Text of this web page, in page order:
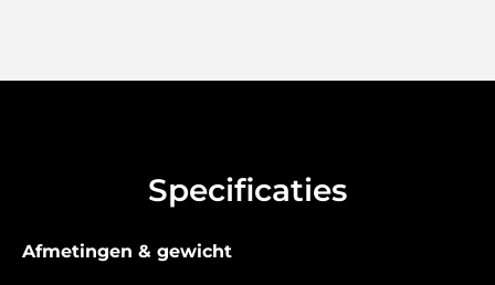
Specificaties
Afmetingen & gewicht